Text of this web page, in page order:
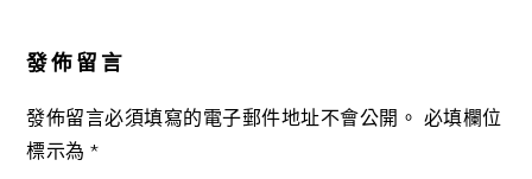
發佈留言
發佈留言必須填寫的電子郵件地址不會公開。 必填欄位
標示為*